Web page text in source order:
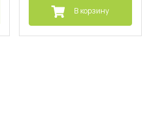
В корзину